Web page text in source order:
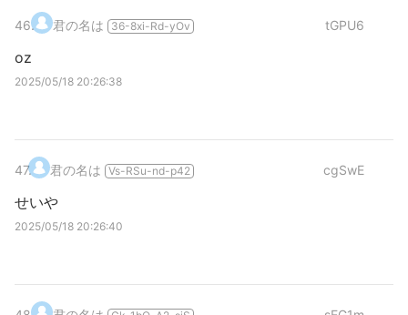
46. 君の名は 36-8xi-Rd-yOv tGPU6
oz
2025/05/18 20:26:38
47. 君の名は Vs-RSu-nd-p42 cgSwE
せいや
2025/05/18 20:26:40